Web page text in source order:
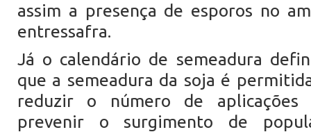
assim a presença de esporos no
entressafra.
Já o calendário de semeadura
que a semeadura da soja é
reduzir o número de
prevenir o surgimento de